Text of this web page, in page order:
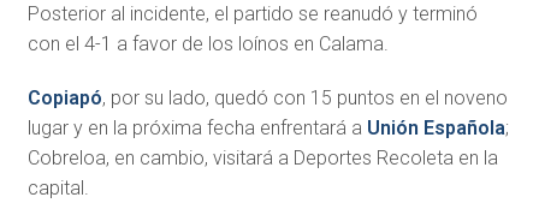
Posterior al incidente, el partido se reanudó y terminó
con el 4-1 a favor de los loínos en Calama.
Copiapó, por su lado, quedó con 15 puntos en el noveno
lugar y en la próxima fecha enfrentará a Unión Española;
Cobreloa, en cambio, visitará a Deportes Recoleta en la
capital.